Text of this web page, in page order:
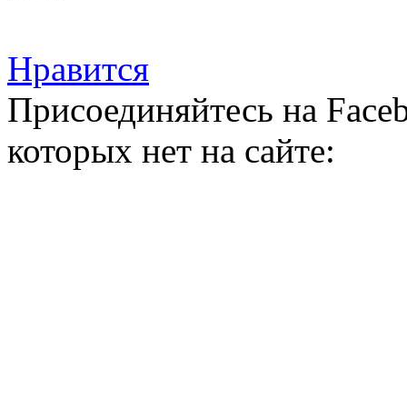
Нравится
Присоединяйтесь на
которых нет на сайте: